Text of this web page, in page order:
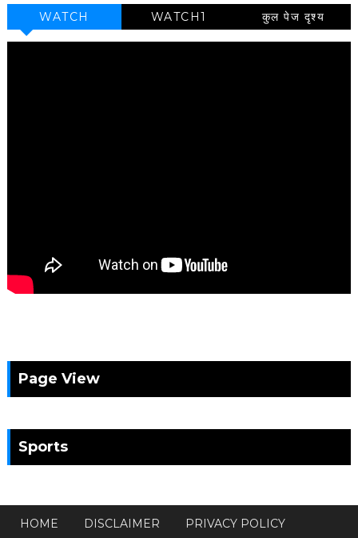
WATCH WATCH1 कुल पेज दृश्य
Page View
Sports
HOME DISCLAIMER PRIVACY POLICY